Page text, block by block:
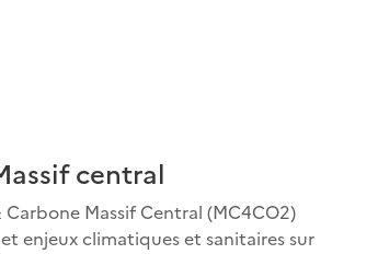
central
Massif Central (MC4CO2)
enjeux climatiques et sanitaires sur